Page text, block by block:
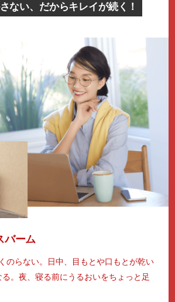
ない、だからキレイが続く！
バーム
のらない。日中、目もとや口もとが乾い
。夜、寝る前にうるおいをちょっと足